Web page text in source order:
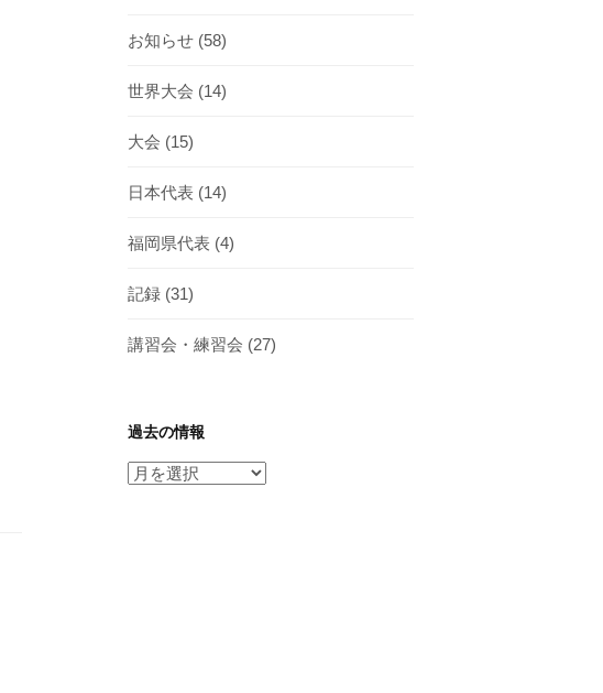
お知らせ (58)
世界大会 (14)
大会 (15)
日本代表 (14)
福岡県代表 (4)
記録 (31)
講習会・練習会 (27)
過去の情報
過